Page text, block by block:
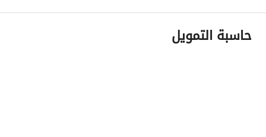
معلومات مسؤول الإعلان
اسم المسؤول
حاسبة التمويل